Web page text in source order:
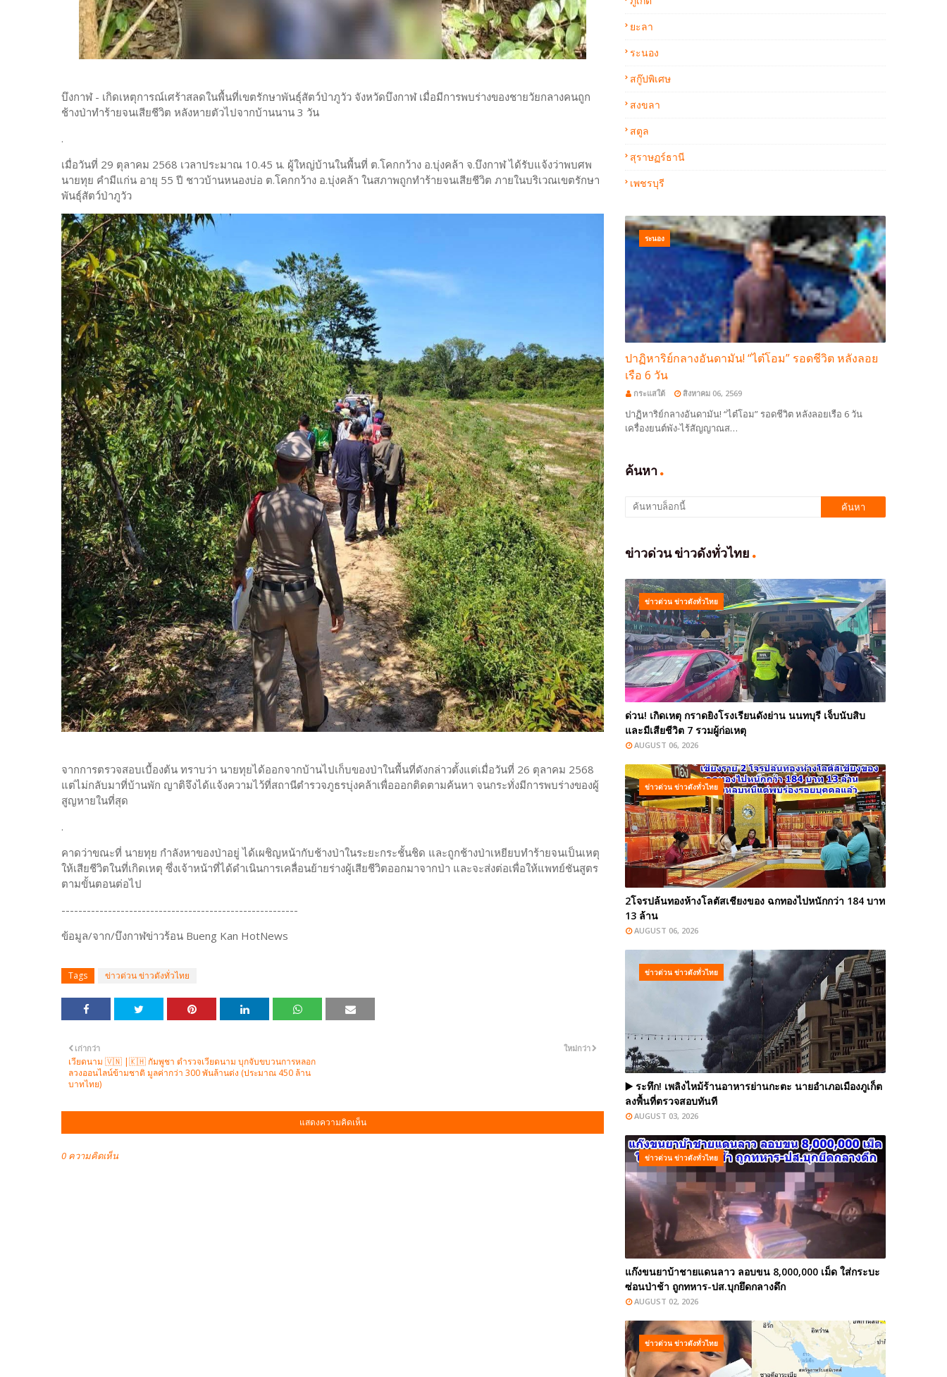
​บึงกาฬ - เกิดเหตุการณ์เศร้าสลดในพื้นที่เขตรักษาพันธุ์สัตว์ป่าภูวัว จังหวัดบึงกาฬ เมื่อมีการพบร่างของชายวัยกลางคนถูก
ช้างป่าทำร้ายจนเสียชีวิต หลังหายตัวไปจากบ้านนาน 3 วัน
.
​เมื่อวันที่ 29 ตุลาคม 2568 เวลาประมาณ 10.45 น. ผู้ใหญ่บ้านในพื้นที่ ต.โคกกว้าง อ.บุ่งคล้า จ.บึงกาฬ ได้รับแจ้งว่าพบศพ
นายทุย คำมีแก่น อายุ 55 ปี ชาวบ้านหนองบ่อ ต.โคกกว้าง อ.บุ่งคล้า ในสภาพถูกทำร้ายจนเสียชีวิต ภายในบริเวณเขตรักษา
พันธุ์สัตว์ป่าภูวัว
​จากการตรวจสอบเบื้องต้น ทราบว่า นายทุยได้ออกจากบ้านไปเก็บของป่าในพื้นที่ดังกล่าวตั้งแต่เมื่อวันที่ 26 ตุลาคม 2568
แต่ไม่กลับมาที่บ้านพัก ญาติจึงได้แจ้งความไว้ที่สถานีตำรวจภูธรบุ่งคล้าเพื่อออกติดตามค้นหา จนกระทั่งมีการพบร่างของผู้
สูญหายในที่สุด
.
​คาดว่าขณะที่ นายทุย กำลังหาของป่าอยู่ ได้เผชิญหน้ากับช้างป่าในระยะกระชั้นชิด และถูกช้างป่าเหยียบทำร้ายจนเป็นเหตุ
ให้เสียชีวิตในที่เกิดเหตุ ซึ่งเจ้าหน้าที่ได้ดำเนินการเคลื่อนย้ายร่างผู้เสียชีวิตออกมาจากป่า และจะส่งต่อเพื่อให้แพทย์ชันสูตร
ตามขั้นตอนต่อไป
--------------------------------------------------------
ข้อมูล/จาก/บึงกาฬข่าวร้อน Bueng Kan HotNews
Tags ข่าวด่วน ข่าวดังทั่วไทย
ใหม่กว่า
เก่ากว่า
เวียดนาม 🇻🇳 |🇰🇭 กัมพูชา ตำรวจเวียดนาม บุกจับขบวนการหลอก
ลวงออนไลน์ข้ามชาติ มูลค่ากว่า 300 พันล้านด่ง (ประมาณ 450 ล้าน
บาทไทย)
แสดงความคิดเห็น
0 ความคิดเห็น
ยะลา
ระนอง
สกู๊ปพิเศษ
สงขลา
สตูล
สุราษฏร์ธานี
เพชรบุรี
ระนอง
ปาฏิหาริย์กลางอันดามัน! “ไต๋โอม” รอดชีวิต หลังลอย
เรือ 6 วัน
กระแสใต้ สิงหาคม 06, 2569
ปาฏิหาริย์กลางอันดามัน! “ไต๋โอม” รอดชีวิต หลังลอยเรือ 6 วัน
เครื่องยนต์พัง-ไร้สัญญาณส…
ค้นหา
ข่าวด่วน ข่าวดังทั่วไทย
ข่าวด่วน ข่าวดังทั่วไทย
ด่วน! เกิดเหตุ กราดยิงโรงเรียนดังย่าน นนทบุรี เจ็บนับสิบ
และมีเสียชีวิต 7 รวมผู้ก่อเหตุ
AUGUST 06, 2026
ข่าวด่วน ข่าวดังทั่วไทย
2โจรปล้นทองห้างโลตัสเชียงของ ฉกทองไปหนักกว่า 184 บาท
13 ล้าน
AUGUST 06, 2026
ข่าวด่วน ข่าวดังทั่วไทย
▶️ ระทึก! เพลิงไหม้ร้านอาหารย่านกะตะ นายอำเภอเมืองภูเก็ต
ลงพื้นที่ตรวจสอบทันที
AUGUST 03, 2026
ข่าวด่วน ข่าวดังทั่วไทย
แก๊งขนยาบ้าชายแดนลาว ลอบขน 8,000,000 เม็ด ใส่กระบะ
ซ่อนป่าช้า ถูกทหาร-ปส.บุกยึดกลางดึก
AUGUST 02, 2026
ข่าวด่วน ข่าวดังทั่วไทย